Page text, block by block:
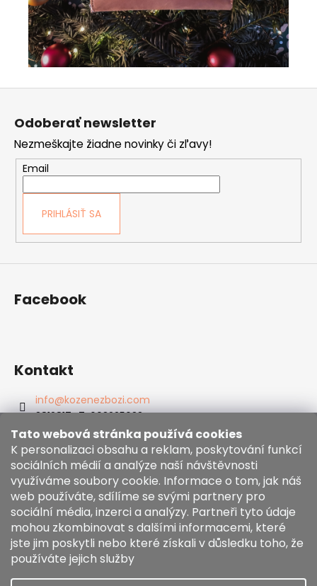
Tato webová stránka používá cookies
K personalizaci obsahu a reklam, poskytování funkcí
sociálních médií a analýze naší návštěvnosti
využíváme soubory cookie. Informace o tom, jak náš
web používáte, sdílíme se svými partnery pro
sociální média, inzerci a analýzy. Partneři tyto údaje
mohou zkombinovat s dalšími informacemi, které
jste jim poskytli nebo které získali v důsledku toho, že
používáte jejich služby
Z
Odoberať newsletter
Nezmeškajte žiadne novinky či zľavy!
Email
PRIHLÁSIŤ SA
Facebook
Kontakt
info@kozenezbozi.com
381281747, 603225633
603225633
https://www.facebook.com/kozenezbozi/
Informace pro vás
Obchodní podmínky
Zásady používání souborů cookies
Moja objednávka